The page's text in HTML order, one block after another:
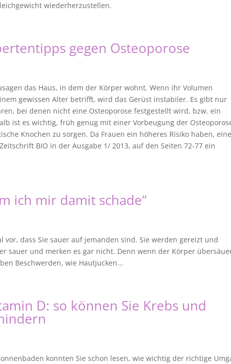
wiederherzustellen.
gegen Osteoporose
das Haus, in dem der Körper wohnt. Wenn ihr Volumen
gewissen Alter betrifft, wird das Gerüst instabiler. Es gibt nur
bei denen nicht eine Osteoporose festgestellt wird, bzw. ein
ist es wichtig, früh genug mit einer Vorbeugung der
Knochen zu sorgen. Da Frauen ein höheres Risiko haben, eine
BIO in der Ausgabe 1/ 2013, auf den Seiten 72-77 ein
ich mir damit schade“
vor, dass Sie sauer auf jemanden sind. Sie werden gereizt und
sauer und merken es gar nicht. Denn wenn der Körper
Beschwerden, wie Hautjucken...
D: so können Sie Krebs und
konnten Sie schon lesen, wie wichtig der richtige